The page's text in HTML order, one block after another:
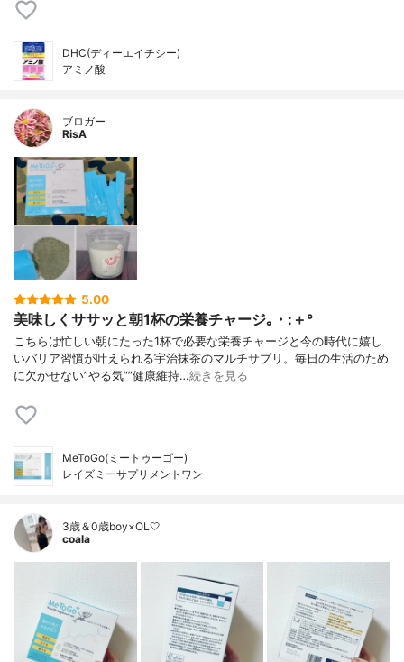
DHC(ディーエイチシー)
アミノ酸
ブロガー
RisA
5.00
美味しくササッと朝1杯の栄養チャージ｡・:＋°
こちらは忙しい朝にたった1杯で必要な栄養チャージと今の時代に嬉し
いバリア習慣が叶えられる宇治抹茶のマルチサプリ。毎日の生活のため
に欠かせない”やる気””健康維持…続きを見る
MeToGo(ミートゥーゴー)
レイズミーサプリメントワン
3歳＆0歳boy×OL🤍
coala